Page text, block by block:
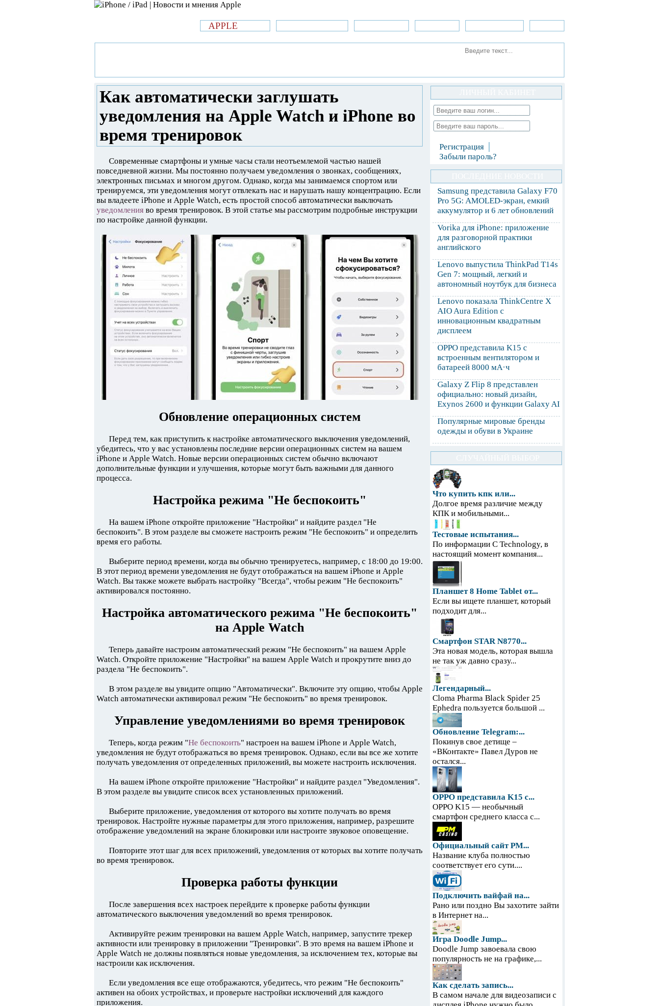
APPLE
Как автоматически заглушать
уведомления на Apple Watch и iPhone во
время тренировок
Современные смартфоны и умные часы стали неотъемлемой частью нашей
повседневной жизни. Мы постоянно получаем уведомления о звонках, сообщениях,
электронных письмах и многом другом. Однако, когда мы занимаемся спортом или
тренируемся, эти уведомления могут отвлекать нас и нарушать нашу концентрацию. Если
вы владеете iPhone и Apple Watch, есть простой способ автоматически выключать
уведомления во время тренировок. В этой статье мы рассмотрим подробные инструкции
по настройке данной функции.
Обновление операционных систем
Перед тем, как приступить к настройке автоматического выключения уведомлений,
убедитесь, что у вас установлены последние версии операционных систем на вашем
iPhone и Apple Watch. Новые версии операционных систем обычно включают
дополнительные функции и улучшения, которые могут быть важными для данного
процесса.
Настройка режима "Не беспокоить"
На вашем iPhone откройте приложение "Настройки" и найдите раздел "Не
беспокоить". В этом разделе вы сможете настроить режим "Не беспокоить" и определить
время его работы.
Выберите период времени, когда вы обычно тренируетесь, например, с 18:00 до 19:00.
В этот период времени уведомления не будут отображаться на вашем iPhone и Apple
Watch. Вы также можете выбрать настройку "Всегда", чтобы режим "Не беспокоить"
активировался постоянно.
Настройка автоматического режима "Не беспокоить"
на Apple Watch
Теперь давайте настроим автоматический режим "Не беспокоить" на вашем Apple
Watch. Откройте приложение "Настройки" на вашем Apple Watch и прокрутите вниз до
раздела "Не беспокоить".
В этом разделе вы увидите опцию "Автоматически". Включите эту опцию, чтобы Apple
Watch автоматически активировал режим "Не беспокоить" во время тренировок.
Управление уведомлениями во время тренировок
Теперь, когда режим "Не беспокоить" настроен на вашем iPhone и Apple Watch,
уведомления не будут отображаться во время тренировок. Однако, если вы все же хотите
получать уведомления от определенных приложений, вы можете настроить исключения.
На вашем iPhone откройте приложение "Настройки" и найдите раздел "Уведомления".
В этом разделе вы увидите список всех установленных приложений.
Выберите приложение, уведомления от которого вы хотите получать во время
тренировок. Настройте нужные параметры для этого приложения, например, разрешите
отображение уведомлений на экране блокировки или настроите звуковое оповещение.
Повторите этот шаг для всех приложений, уведомления от которых вы хотите получать
во время тренировок.
Проверка работы функции
После завершения всех настроек перейдите к проверке работы функции
автоматического выключения уведомлений во время тренировок.
Активируйте режим тренировки на вашем Apple Watch, например, запустите трекер
активности или тренировку в приложении "Тренировки". В это время на вашем iPhone и
Apple Watch не должны появляться новые уведомления, за исключением тех, которые вы
настроили как исключения.
Если уведомления все еще отображаются, убедитесь, что режим "Не беспокоить"
активен на обоих устройствах, и проверьте настройки исключений для каждого
приложения.
Регистрация
Забыли пароль?
Samsung представила Galaxy F70
Pro 5G: AMOLED-экран, емкий
аккумулятор и 6 лет обновлений
Vorika для iPhone: приложение
для разговорной практики
английского
Lenovo выпустила ThinkPad T14s
Gen 7: мощный, легкий и
автономный ноутбук для бизнеса
Lenovo показала ThinkCentre X
AIO Aura Edition с
инновационным квадратным
дисплеем
OPPO представила K15 с
встроенным вентилятором и
батареей 8000 мА·ч
Galaxy Z Flip 8 представлен
официально: новый дизайн,
Exynos 2600 и функции Galaxy AI
Популярные мировые бренды
одежды и обуви в Украине
Что купить кпк или...
Долгое время различие между
КПК и мобильными...
Тестовые испытания...
По информации С Technology, в
настоящий момент компания...
Планшет 8 Home Tablet от...
Если вы ищете планшет, который
подходит для...
Смартфон STAR N8770...
Эта новая модель, которая вышла
не так уж давно сразу...
Легендарный...
Cloma Pharma Black Spider 25
Ephedra пользуется большой ...
Обновление Telegram:...
Покинув свое детище –
«ВКонтакте» Павел Дуров не
остался...
OPPO представила K15 с...
OPPO K15 — необычный
смартфон среднего класса с...
Официальный сайт PM...
Название клуба полностью
соответствует его сути....
Подключить вайфай на...
Рано или поздно Вы захотите зайти
в Интернет на...
Игра Doodle Jump...
Doodle Jump завоевала свою
популярность не на графике,...
Как сделать запись...
В самом начале для видеозаписи с